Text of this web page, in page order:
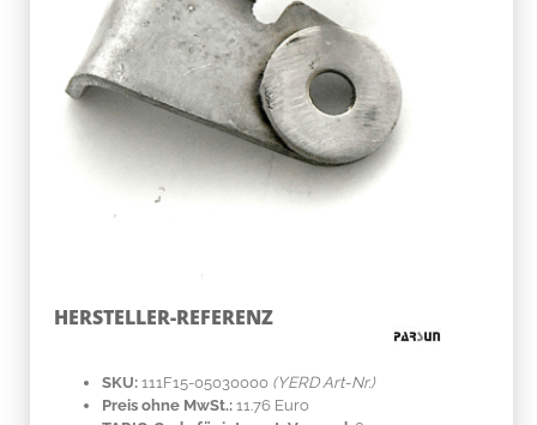
HERSTELLER-REFERENZ
SKU: 111F15-05030000 (YERD Art-Nr.)
Preis ohne MwSt.: 11.76 Euro